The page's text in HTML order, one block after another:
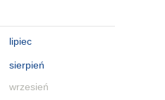
lipiec
sierpień
wrzesień